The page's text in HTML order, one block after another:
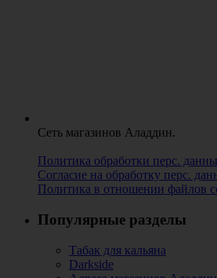
Сеть магазинов Аладдин.
Политика обработки перс.
Согласие на обработку перс.
Политика в отношении файлов
Популярные разделы
Табак для кальяна
Darkside